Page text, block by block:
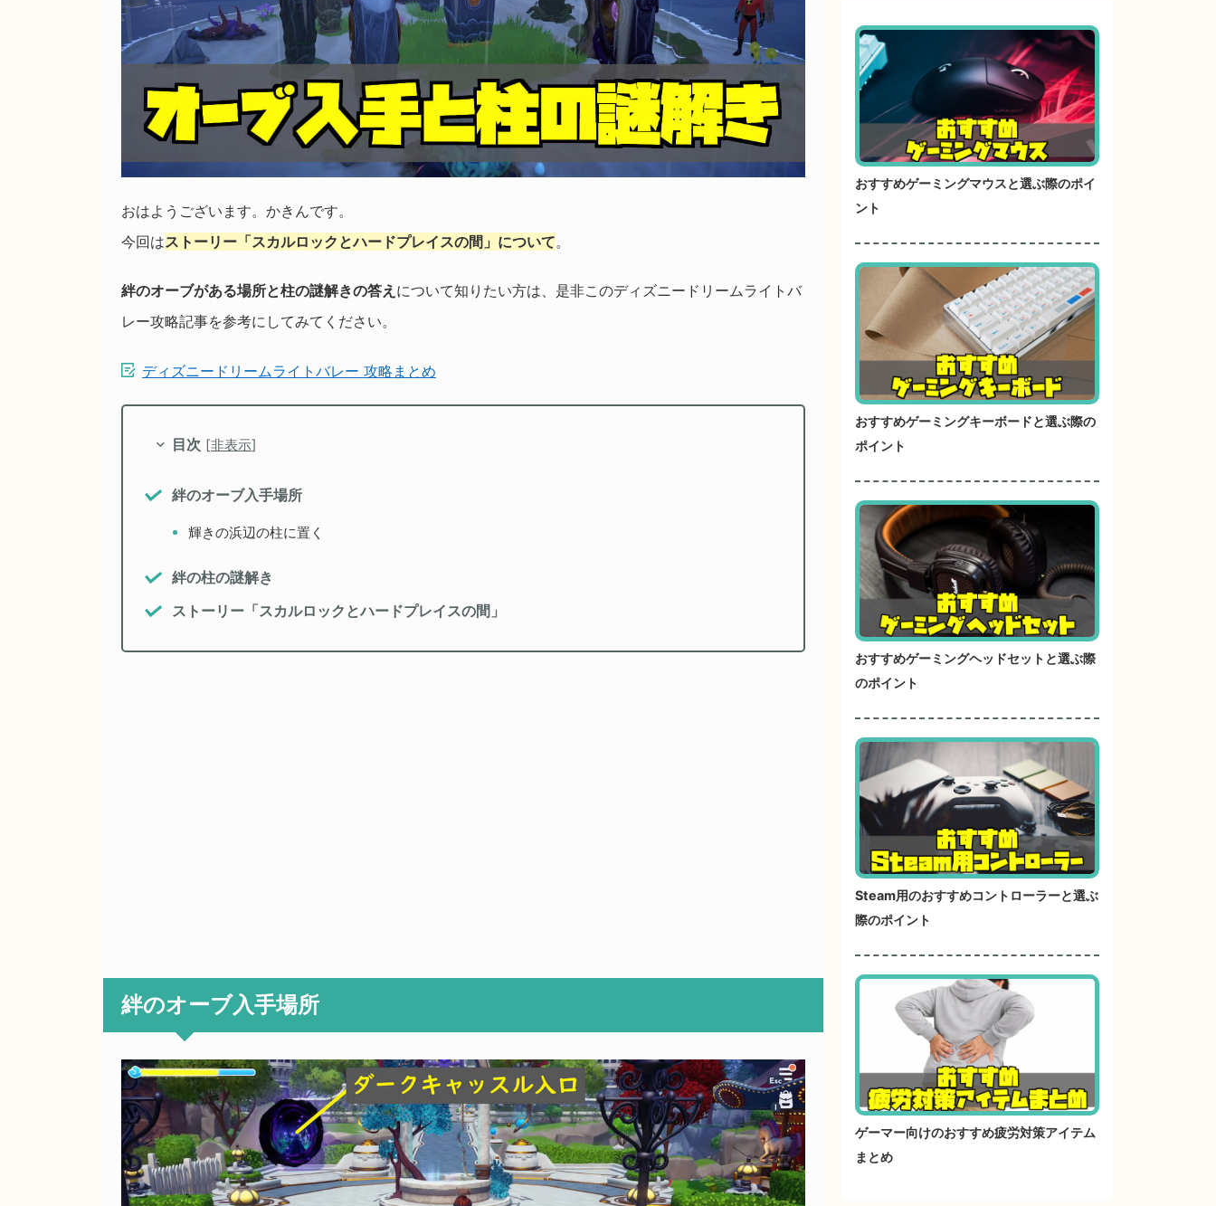
おはようございます。かきんです。
今回はストーリー「スカルロックとハードプレイスの間」について。
絆のオーブがある場所と柱の謎解きの答え について知りたい方は、是非このディズニードリームライトバ
レー攻略記事を参考にしてみてください。
ディズニードリームライトバレー 攻略まとめ
目次 [非表示]
絆のオーブ入手場所
輝きの浜辺の柱に置く
絆の柱の謎解き
ストーリー「スカルロックとハードプレイスの間」
絆のオーブ入手場所
おすすめゲーミングマウスと選ぶ際のポイ
ント
おすすめゲーミングキーボードと選ぶ際の
ポイント
おすすめゲーミングヘッドセットと選ぶ際
のポイント
Steam用のおすすめコントローラーと選ぶ
際のポイント
ゲーマー向けのおすすめ疲労対策アイテム
まとめ